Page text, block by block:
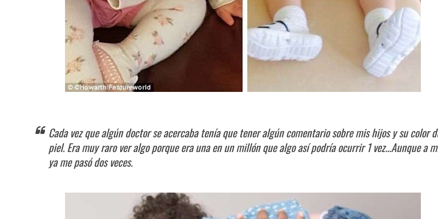
Cada vez que algún doctor se acercaba tenía que tener algún comentario sobre mis hijos y su color
piel. Era muy raro ver algo porque era una en un millón que algo así podría ocurrir 1 vez…Aunque a
ya me pasó dos veces.